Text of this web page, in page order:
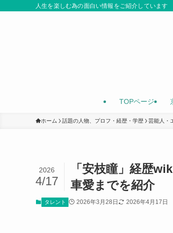
人生を楽しむ為の面白い情報をご紹介しています
TOPページ
ホーム 話題の人物、プロフ・経歴・学歴 芸能人・
「安枝瞳」経歴
車愛までを紹介
2026
4/17
タレント 2026年3月28日 2026年4月17日